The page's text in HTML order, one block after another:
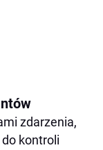
zdarzenia,
kontroli